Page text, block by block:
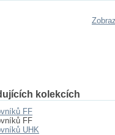
kolekcích
FF
FF
UHK